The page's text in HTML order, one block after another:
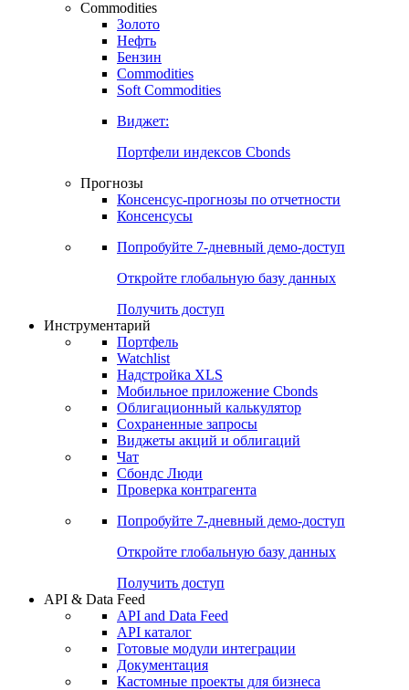
Commodities
Золото
Нефть
Бензин
Commodities
Soft Commodities
Виджет:
Портфели индексов Cbonds
Прогнозы
Консенсус-прогнозы по отчетности
Консенсусы
Попробуйте 7-дневный демо-доступ
Откройте глобальную базу данных
Получить доступ
Инструментарий
Портфель
Watchlist
Надстройка XLS
Мобильное приложение Cbonds
Облигационный калькулятор
Сохраненные запросы
Виджеты акций и облигаций
Чат
Сбондс Люди
Проверка контрагента
Попробуйте 7-дневный демо-доступ
Откройте глобальную базу данных
Получить доступ
API & Data Feed
API and Data Feed
API каталог
Готовые модули интеграции
Документация
Кастомные проекты для бизнеса